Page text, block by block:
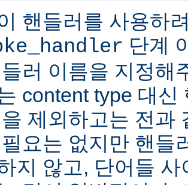
핸들러를 사용하
단계
러 이름을 지정해
content type 대신
제외하고는 전과
요는 없지만 핸들
지 않고, 단어들